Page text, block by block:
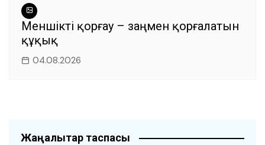
Меншікті қорғау – заңмен қорғалатын
құқық
04.08.2026
Жаңалықтар таспасы